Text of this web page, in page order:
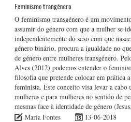
Feminismo trangénero
O feminismo transgénero é um
assumir do género com que a mulher se
independentemente do sexo com que
género binário, procura a igualdade no
de género entre mulheres transgénero.
Alves (2012) podemos entender o
filosofia que pretende colocar em prática
feminista. Este conceito visa levar a
mulheres e para mulheres no sentido de
mesmas face à identidade de género
Maria Fontes
13-06-2018